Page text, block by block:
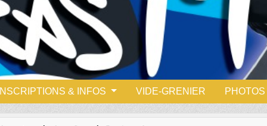
INSCRIPTIONS & INFOS VIDE-GRENIER